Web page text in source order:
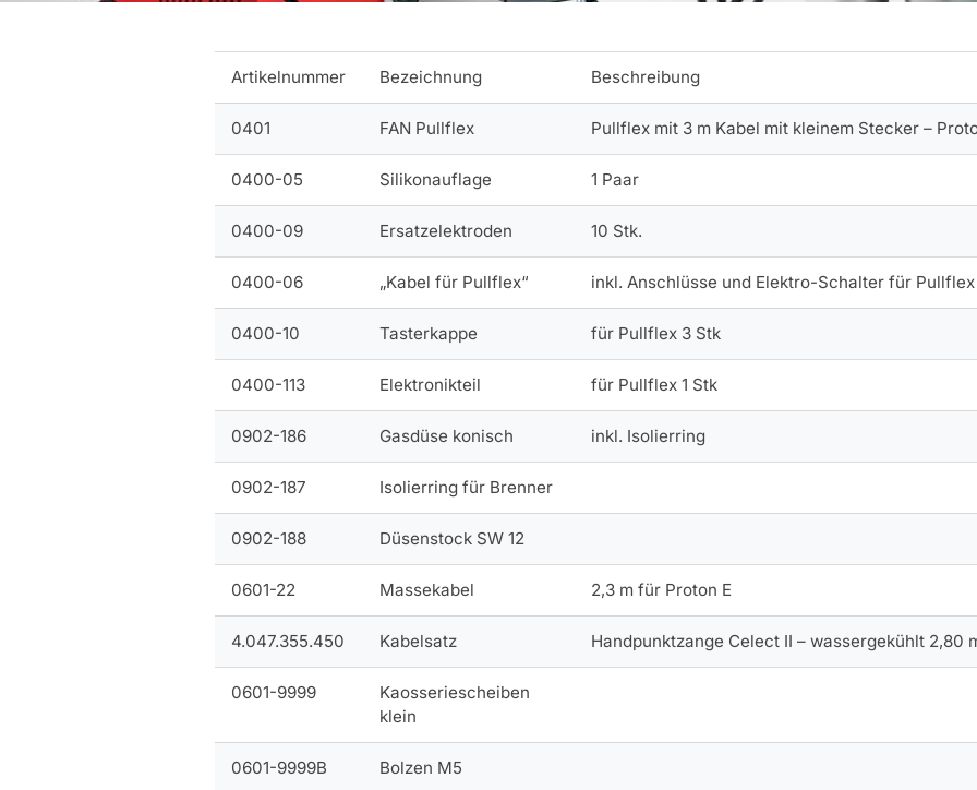
Artikelnummer Bezeichnung Beschreibung
0401 FAN Pullflex Pullflex mit 3 m Kabel mit kleinem Stecker –
0400-05 Silikonauflage 1 Paar
0400-09 Ersatzelektroden 10 Stk.
0400-06 „Kabel für Pullflex“ inkl. Anschlüsse und Elektro-Schalter für
0400-10 Tasterkappe für Pullflex 3 Stk
0400-113 Elektronikteil für Pullflex 1 Stk
0902-186 Gasdüse konisch inkl. Isolierring
0902-187 Isolierring für Brenner
0902-188 Düsenstock SW 12
0601-22 Massekabel 2,3 m für Proton E
4.047.355.450 Kabelsatz Handpunktzange Celect II – wassergekühlt 2,80
0601-9999
Kaosseriescheiben
klein
0601-9999B Bolzen M5